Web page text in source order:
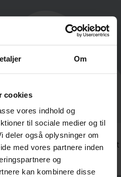
Om
cookies
vores indhold og
til sociale medier og til
deler også oplysninger om
med vores partnere inden
og
kan kombinere disse
consectetur adipiscing elit. Ut
mattis, pulvinar dapibus